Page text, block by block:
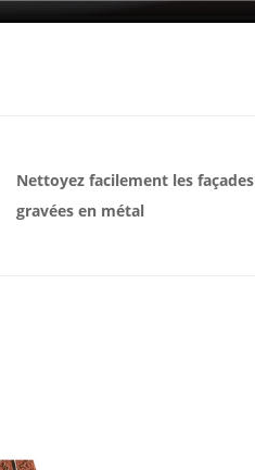
Nettoyez facilement les façades
gravées en métal